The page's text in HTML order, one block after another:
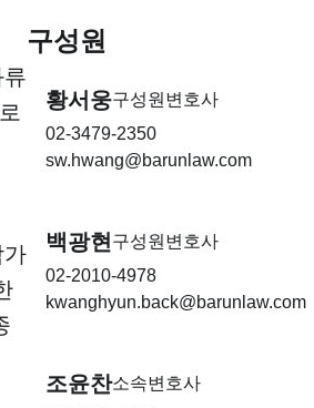
구성원
황서웅구성원변호사
02-3479-2350
sw.hwang@barunlaw.com
백광현구성원변호사
02-2010-4978
kwanghyun.back@barunlaw.com
조윤찬소속변호사